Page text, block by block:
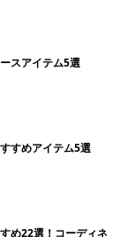
スアイテム5選
すめアイテム5選
め22選！コーディネ